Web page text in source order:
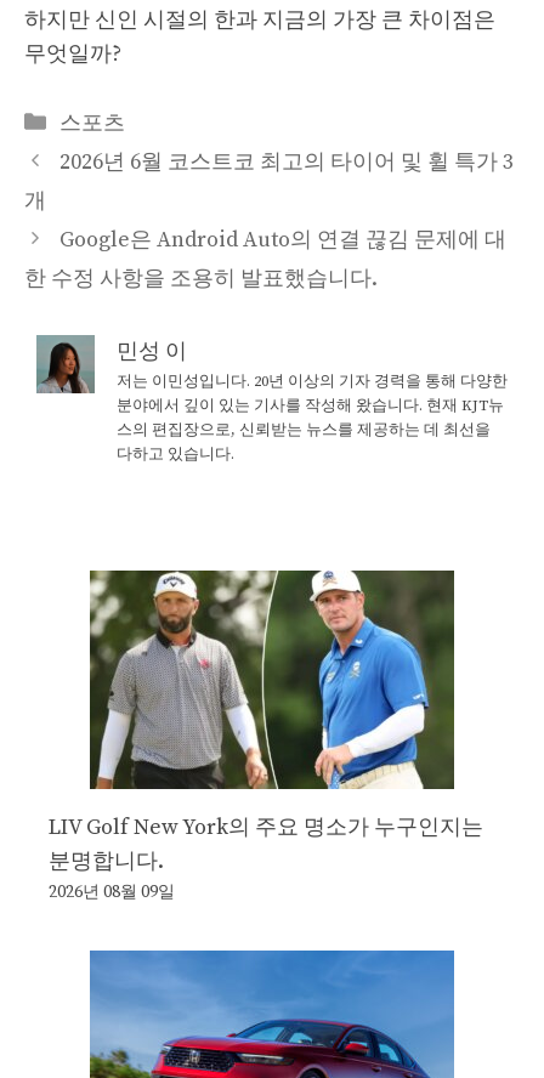
하지만 신인 시절의 한과 지금의 가장 큰 차이점은
무엇일까?
Categories
스포츠
2026년 6월 코스트코 최고의 타이어 및 휠 특가 3
개
Google은 Android Auto의 연결 끊김 문제에 대
한 수정 사항을 조용히 발표했습니다.
민성 이
저는 이민성입니다. 20년 이상의 기자 경력을 통해 다양한
분야에서 깊이 있는 기사를 작성해 왔습니다. 현재 KJT뉴
스의 편집장으로, 신뢰받는 뉴스를 제공하는 데 최선을
다하고 있습니다.
LIV Golf New York의 주요 명소가 누구인지는
분명합니다.
2026년 08월 09일